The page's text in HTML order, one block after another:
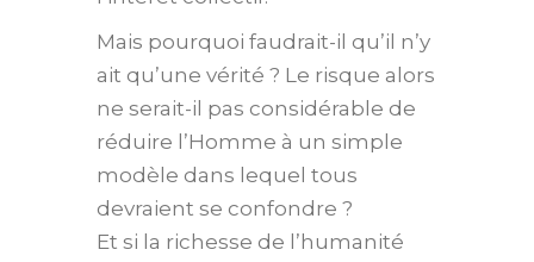
Mais pourquoi faudrait-il qu’il n’y
ait qu’une vérité ? Le risque alors
ne serait-il pas considérable de
réduire l’Homme à un simple
modèle dans lequel tous
devraient se confondre ?
Et si la richesse de l’humanité